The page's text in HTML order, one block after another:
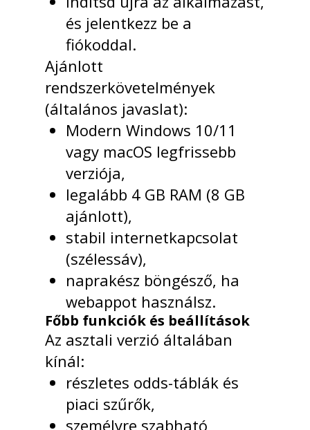
és jelentkezz be a
fiókoddal.
Ajánlott
rendszerkövetelmények
(általános javaslat):
Modern Windows 10/11
vagy macOS legfrissebb
verziója,
legalább 4 GB RAM (8 GB
ajánlott),
stabil internetkapcsolat
(szélessáv),
naprakész böngésző, ha
webappot használsz.
Főbb funkciók és beállítások
Az asztali verzió általában
kínál:
részletes odds-táblák és
piaci szűrők,
személyre szabható